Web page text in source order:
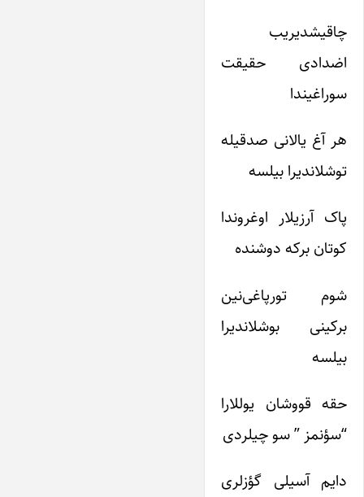
چاقیشدیریب
اضدادی حقیقت
سوراغیندا
هر آغ یالانی صدقیله
توشلاندیرا بیلسه
پاک آرزیلار اوغروندا
کوتان برکه دوشنده
شوم تورپاغی‌نین
برکینی بوشلاندیرا
بیلسه
حقه قووشان یوللارا
“سؤنمز ” سو چیلردی
دایم آسیلی گؤزلری